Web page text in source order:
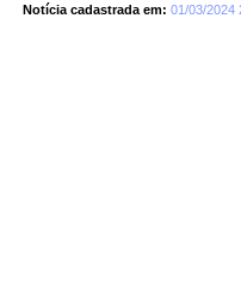
Notícia cadastrada em: 01/03/2024